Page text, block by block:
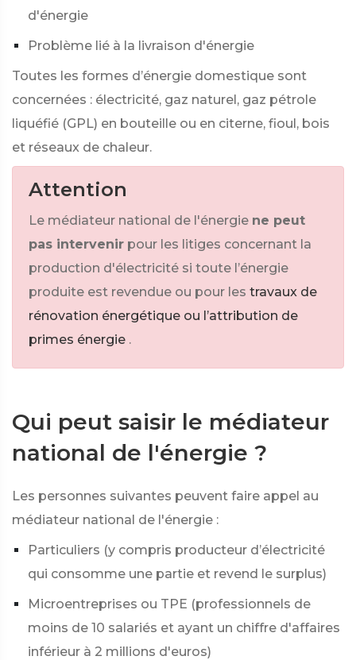
d'énergie
Problème lié à la livraison d'énergie
Toutes les formes d’énergie domestique sont
concernées : électricité, gaz naturel, gaz pétrole
liquéfié (GPL) en bouteille ou en citerne, fioul, bois
et réseaux de chaleur.
Attention
Le médiateur national de l'énergie ne peut
pas intervenir pour les litiges concernant la
production d'électricité si toute l’énergie
produite est revendue ou pour les travaux de
rénovation énergétique ou l’attribution de
primes énergie .
Qui peut saisir le médiateur
national de l'énergie ?
Les personnes suivantes peuvent faire appel au
médiateur national de l'énergie :
Particuliers (y compris producteur d’électricité
qui consomme une partie et revend le surplus)
Microentreprises ou TPE (professionnels de
moins de 10 salariés et ayant un chiffre d'affaires
inférieur à 2 millions d'euros)